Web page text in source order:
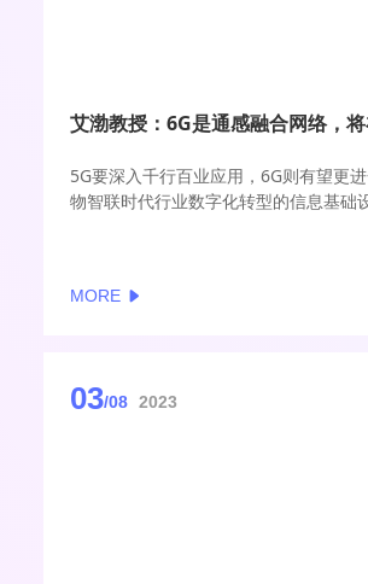
5G要深入千行百业应用，6G则有望更
物智联时代行业数字化转型的信息基础
MORE
03/08 2023